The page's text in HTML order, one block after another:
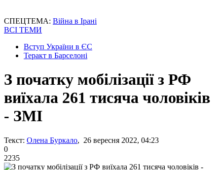
СПЕЦТЕМА: Війна в Ірані
ВСІ ТЕМИ
Вступ України в ЄС
Теракт в Барселоні
З початку мобілізації з РФ
виїхала 261 тисяча чоловіків
- ЗМІ
Текст: Олена Буркало, 26 вересня 2022, 04:23
0
2235